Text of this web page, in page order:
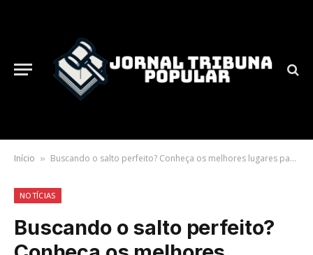
Início » Buscando o salto perfeito? Conheça os melhores lugares para saltar de paraquedas no Brasil
NOTÍCIAS
Buscando o salto perfeito?